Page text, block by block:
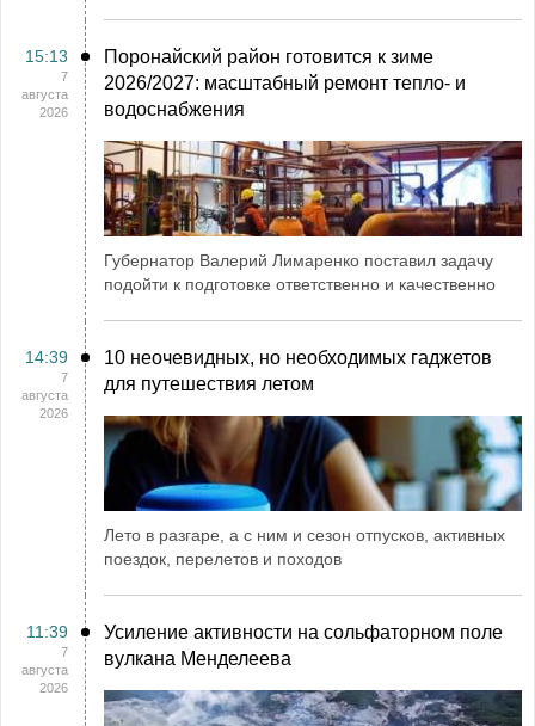
15:13
7
августа
2026
Поронайский район готовится к зиме
2026/2027: масштабный ремонт тепло- и
водоснабжения
Губернатор Валерий Лимаренко поставил задачу
подойти к подготовке ответственно и качественно
14:39
7
августа
2026
10 неочевидных, но необходимых гаджетов
для путешествия летом
Лето в разгаре, а с ним и сезон отпусков, активных
поездок, перелетов и походов
11:39
7
августа
2026
Усиление активности на сольфаторном поле
вулкана Менделеева